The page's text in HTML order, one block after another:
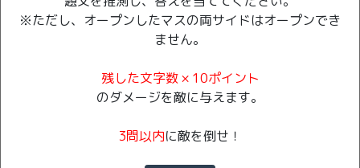
※ただし、オープンしたマスの両サイドはオープンでき
ません。
残した文字数 × 10ポイント
のダメージを敵に与えます。
3問以内に敵を倒せ！
Copyright (C) 2019 Quiz Works All Rights Reserved.